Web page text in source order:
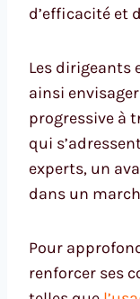
d’efficacité et
Les dirigeants
ainsi
progressive à
qui
experts, un
dans un
Pour
renforcer ses